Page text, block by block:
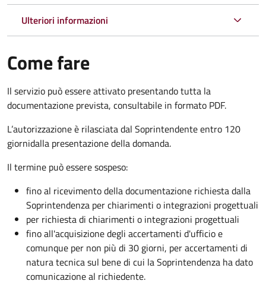
Ulteriori informazioni
Come fare
Il servizio può essere attivato presentando tutta la
documentazione prevista, consultabile in formato PDF.
L’autorizzazione è rilasciata dal Soprintendente entro 120
giornidalla presentazione della domanda.
Il termine può essere sospeso:
fino al ricevimento della documentazione richiesta dalla
Soprintendenza per chiarimenti o integrazioni progettuali
per richiesta di chiarimenti o integrazioni progettuali
fino all'acquisizione degli accertamenti d'ufficio e
comunque per non più di 30 giorni, per accertamenti di
natura tecnica sul bene di cui la Soprintendenza ha dato
comunicazione al richiedente.